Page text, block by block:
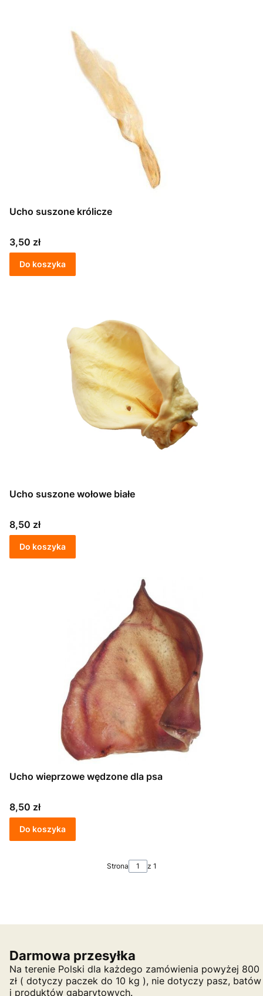
Ucho suszone królicze
Cena
3,50 zł
Do koszyka
Ucho suszone wołowe białe
Cena
8,50 zł
Do koszyka
Ucho wieprzowe wędzone dla psa
Cena
8,50 zł
Do koszyka
Strona z 1
Darmowa przesyłka
Na terenie Polski dla każdego zamówienia powyżej 800
zł ( dotyczy paczek do 10 kg ), nie dotyczy pasz, batów
i produktów gabarytowych.